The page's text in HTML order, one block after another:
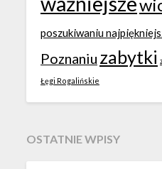
poszukiwaniu
Poznaniu zabytki
Łęgi Rogalińskie
OSTATNIE WPISY